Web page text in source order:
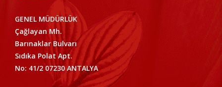
GENEL MÜDÜRLÜK
Çağlayan Mh.
Barınaklar Bulvarı
Sıdıka Polat Apt.
No: 41/2 07230 ANTALYA